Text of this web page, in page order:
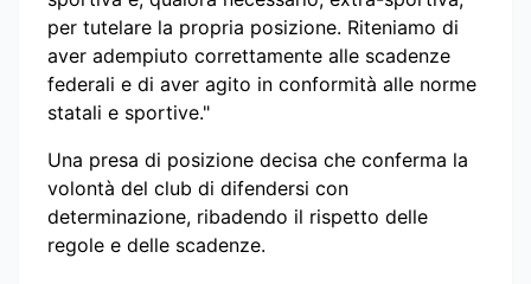
per tutelare la propria posizione. Riteniamo di
aver adempiuto correttamente alle scadenze
federali e di aver agito in conformità alle norme
statali e sportive."
Una presa di posizione decisa che conferma la
volontà del club di difendersi con
determinazione, ribadendo il rispetto delle
regole e delle scadenze.